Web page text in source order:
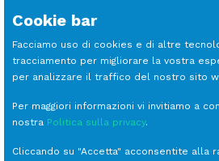
PRODOTTI CORRELATI
Cookie bar
Facciamo uso di cookies e di altre
tracciamento per migliorare la vostra
per analizzare il traffico del nostro sito
Per maggiori informazioni vi invitiamo a
nostra Politica sulla privacy.
Cliccando su "Accetta" acconsentite alla